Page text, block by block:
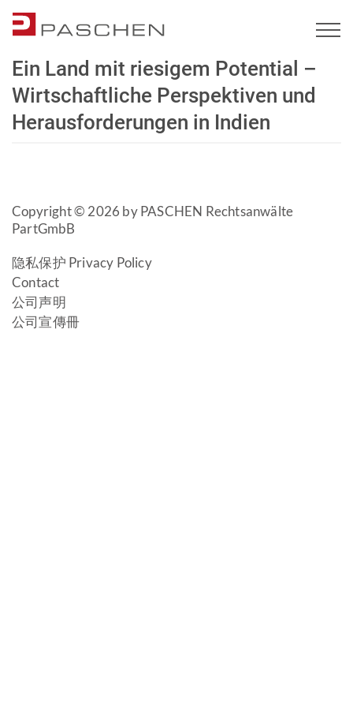
Ein Land mit riesigem Potential –
Wirtschaftliche Perspektiven und
Herausforderungen in Indien
Copyright © 2026 by PASCHEN Rechtsanwälte
PartGmbB
隐私保护 Privacy Policy
Contact
公司声明
公司宣傳冊